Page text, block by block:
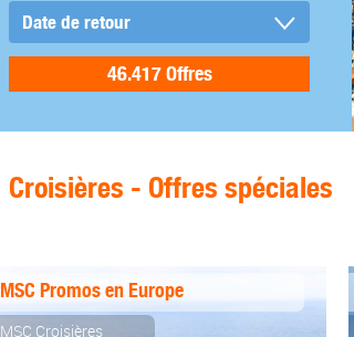
Croisières - Offres spéciales
MSC Promos en Europe
MSC Croisières